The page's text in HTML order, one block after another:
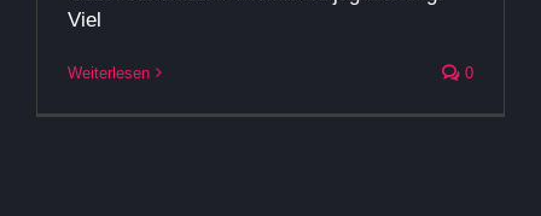
Viel
Weiterlesen 0